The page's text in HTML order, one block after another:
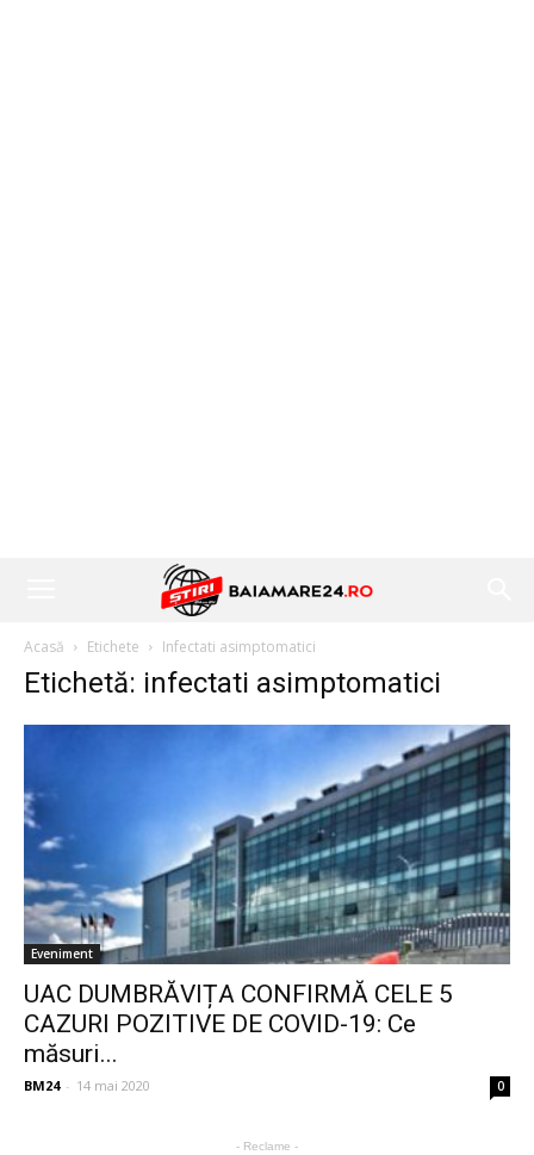
Acasă Etichete Infectati asimptomatici
Etichetă: infectati asimptomatici
Eveniment
UAC DUMBRĂVIȚA CONFIRMĂ CELE 5
CAZURI POZITIVE DE COVID-19: Ce
măsuri...
BM24 - 14 mai 2020 0
- Reclame -